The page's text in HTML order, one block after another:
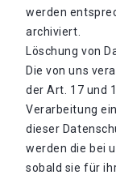
werden
archiviert.
Löschung von
Die von uns
der Art. 17 und
Verarbeitung
dieser
werden die bei
sobald sie für